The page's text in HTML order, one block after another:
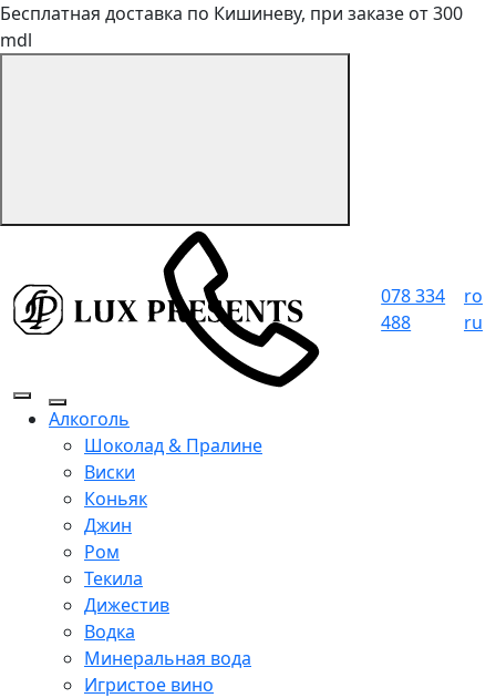
Бесплатная доставка по Кишиневу, при заказе от 300
mdl
078 334
488
ro
ru
Алкоголь
Шоколад & Пралине
Виски
Коньяк
Джин
Ром
Текила
Дижестив
Водка
Минеральная вода
Игристое вино